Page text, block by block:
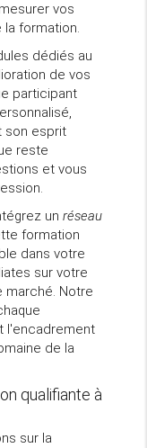
vos
formation.
dédiés au
de vos
participant
son esprit
reste
et vous
un réseau
formation
dans votre
sur votre
Notre
l'encadrement
de la
qualifiante à
sur la